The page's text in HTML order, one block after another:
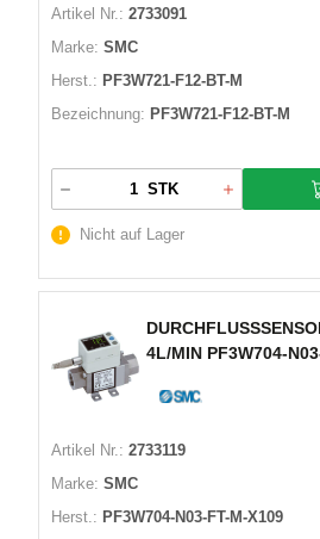
Artikel Nr.: 2733091
Marke: SMC
Herst.: PF3W721-F12-BT-M
Bezeichnung: PF3W721-F12-BT-M
STK
Nicht auf Lager
4L/MIN PF3W704-
Artikel Nr.: 2733119
Marke: SMC
Herst.: PF3W704-N03-FT-M-X109